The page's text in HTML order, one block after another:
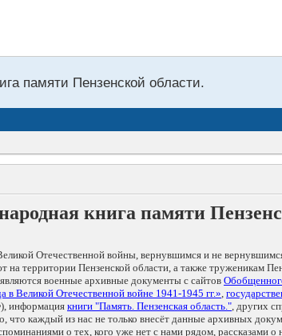
памяти Пензенской области.
книга памяти
Отечественной войны, вернувшимся и не
на территории Пензенской области, а также труженикам
военные архивные документы с сайтов
в Великой Отечественной войне 1941-1945 гг.»,
информациякниги "Память. Пензенская область.", других
что каждый из нас не только внесёт данные архивных
о тех, кого уже нет с нами рядом, рассказами